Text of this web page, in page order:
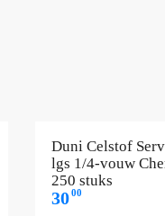
Duni Celstof
lgs 1/4-vouw
250 stuks
3000